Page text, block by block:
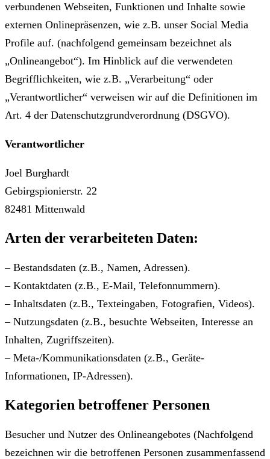
verbundenen Webseiten, Funktionen und Inhalte sowie
externen Onlinepräsenzen, wie z.B. unser Social Media
Profile auf. (nachfolgend gemeinsam bezeichnet als
„Onlineangebot“). Im Hinblick auf die verwendeten
Begrifflichkeiten, wie z.B. „Verarbeitung“ oder
„Verantwortlicher“ verweisen wir auf die Definitionen im
Art. 4 der Datenschutzgrundverordnung (DSGVO).
Verantwortlicher
Joel Burghardt
Gebirgspionierstr. 22
82481 Mittenwald
Arten der verarbeiteten Daten:
– Bestandsdaten (z.B., Namen, Adressen).
– Kontaktdaten (z.B., E-Mail, Telefonnummern).
– Inhaltsdaten (z.B., Texteingaben, Fotografien, Videos).
– Nutzungsdaten (z.B., besuchte Webseiten, Interesse an
Inhalten, Zugriffszeiten).
– Meta-/Kommunikationsdaten (z.B., Geräte-
Informationen, IP-Adressen).
Kategorien betroffener Personen
Besucher und Nutzer des Onlineangebotes (Nachfolgend
bezeichnen wir die betroffenen Personen zusammenfassend